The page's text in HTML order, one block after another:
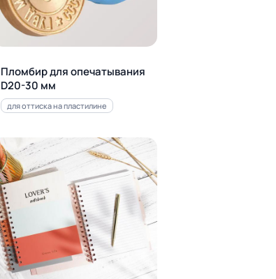
Пломбир для опечатывания
D20-30 мм
для оттиска на пластилине